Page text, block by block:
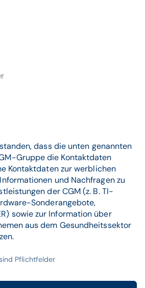
dass die unten genannten
Gruppe die Kontaktdaten
Kontaktdaten zur werblichen
und Nachfragen zu
der CGM (z. B. TI-
Sonderangebote,
sowie zur Information über
aus dem Gesundheitssektor
Pflichtfelder